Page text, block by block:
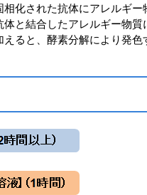
化された抗体にアレルギー
と結合したアレルギー物
ると、酵素分解により発色